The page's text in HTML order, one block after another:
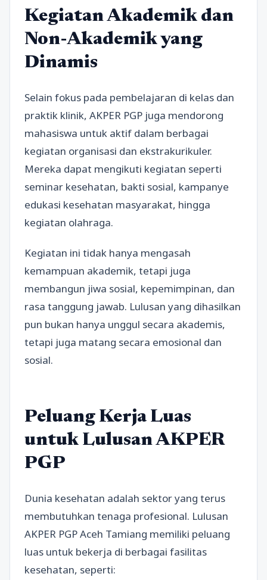
Kegiatan Akademik dan
Non-Akademik yang
Dinamis
Selain fokus pada pembelajaran di kelas dan
praktik klinik, AKPER PGP juga mendorong
mahasiswa untuk aktif dalam berbagai
kegiatan organisasi dan ekstrakurikuler.
Mereka dapat mengikuti kegiatan seperti
seminar kesehatan, bakti sosial, kampanye
edukasi kesehatan masyarakat, hingga
kegiatan olahraga.
Kegiatan ini tidak hanya mengasah
kemampuan akademik, tetapi juga
membangun jiwa sosial, kepemimpinan, dan
rasa tanggung jawab. Lulusan yang dihasilkan
pun bukan hanya unggul secara akademis,
tetapi juga matang secara emosional dan
sosial.
Peluang Kerja Luas
untuk Lulusan AKPER
PGP
Dunia kesehatan adalah sektor yang terus
membutuhkan tenaga profesional. Lulusan
AKPER PGP Aceh Tamiang memiliki peluang
luas untuk bekerja di berbagai fasilitas
kesehatan, seperti: